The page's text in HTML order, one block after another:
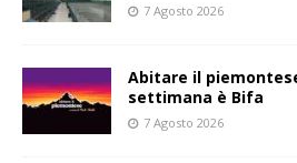
7 Agosto 2026
Abitare il
settimana è Bifa
7 Agosto 2026